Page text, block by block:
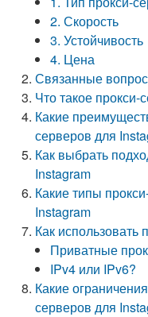
2. Скорость
3. Устойчивость
4. Цена
Связанные
Что такое
Какие
серверов для
Как выбрать
Instagram
Какие типы
Instagram
Как использовать
Приватные
IPv4 или IPv6?
Какие
серверов для